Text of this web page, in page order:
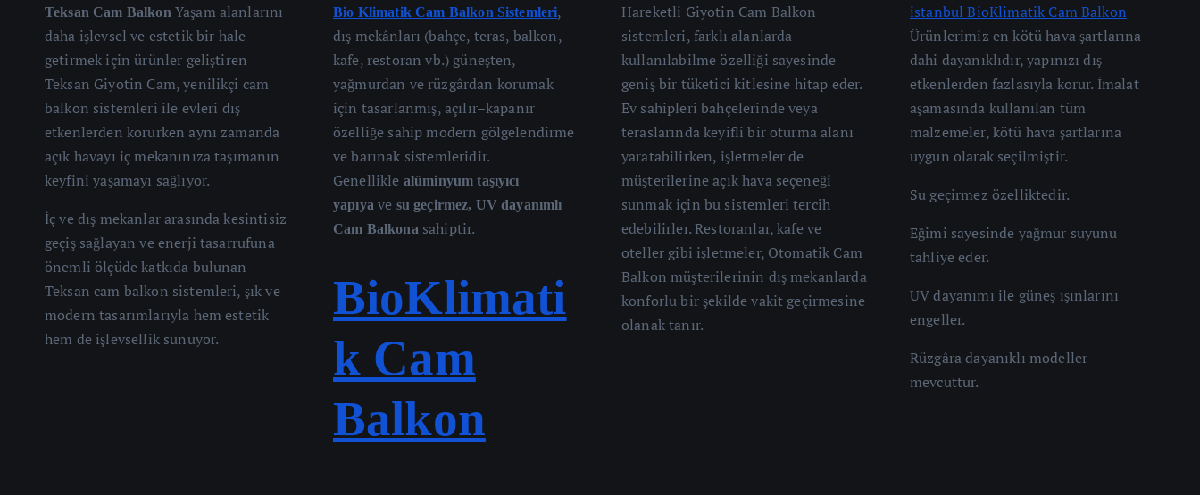
Teksan Cam BalkonYaşam alanlarını
daha işlevsel ve estetik bir hale
getirmek için ürünler geliştiren
Teksan Giyotin Cam, yenilikçi cam
balkon sistemleri ile evleri dış
etkenlerden korurken aynı zamanda
açık havayı iç mekanınıza taşımanın
keyfini yaşamayı sağlıyor.
İç ve dış mekanlar arasında kesintisiz
geçiş sağlayan ve enerji tasarrufuna
önemli ölçüde katkıda bulunan
Teksan cam balkon sistemleri, şık ve
modern tasarımlarıyla hem estetik
hem de işlevsellik sunuyor.
Bio Klimatik Cam Balkon Sistemleri,
dış mekânları (bahçe, teras, balkon,
kafe, restoran vb.) güneşten,
yağmurdan ve rüzgârdan korumak
için tasarlanmış, açılır–kapanır
özelliğe sahip modern gölgelendirme
ve barınak sistemleridir.
Genellikle alüminyum taşıyıcı
yapıyave su geçirmez, UV dayanımlı
Cam Balkonasahiptir.
BioKlimati
k Cam
Balkon
Hareketli Giyotin Cam Balkon
sistemleri, farklı alanlarda
kullanılabilme özelliği sayesinde
geniş bir tüketici kitlesine hitap eder.
Ev sahipleri bahçelerinde veya
teraslarında keyifli bir oturma alanı
yaratabilirken, işletmeler de
müşterilerine açık hava seçeneği
sunmak için bu sistemleri tercih
edebilirler. Restoranlar, kafe ve
oteller gibi işletmeler, Otomatik Cam
Balkon müşterilerinin dış mekanlarda
konforlu bir şekilde vakit geçirmesine
olanak tanır.
istanbul BioKlimatik Cam Balkon
Ürünlerimiz en kötü hava şartlarına
dahi dayanıklıdır, yapınızı dış
etkenlerden fazlasıyla korur. İmalat
aşamasında kullanılan tüm
malzemeler, kötü hava şartlarına
uygun olarak seçilmiştir.
Su geçirmez özelliktedir.
Eğimi sayesinde yağmur suyunu
tahliye eder.
UV dayanımı ile güneş ışınlarını
engeller.
Rüzgâra dayanıklı modeller
mevcuttur.